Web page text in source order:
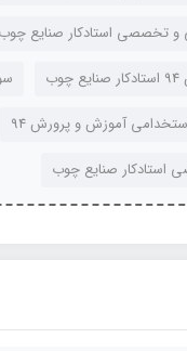
و تخصصی استادکار صنایع چوب
آموزش و پرورش 94
استادکار صنایع چوب